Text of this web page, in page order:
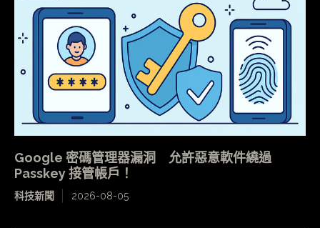
Google 密碼管理器漏洞 允許惡意軟件繞過
Passkey 接管帳戶！
科技新聞 2026-08-05